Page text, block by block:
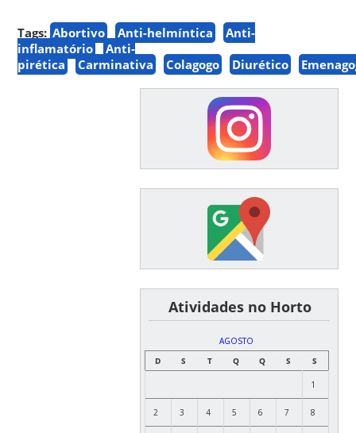
Tags: Abortivo Anti-helmíntica
Anti-
inflamatório
Anti-
pirética
Carminativa Colagogo Diurético
͏ ͏ ͏ ͏ ͏ ͏Atividades no Horto
AGOSTO
D
S T Q Q S S
1
2 3 4 5 6 7 8